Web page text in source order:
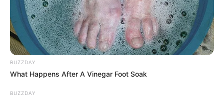
5. Depois de plantar, use pedras e personagens
em miniatura para decorar o seu mini jardim.
Depois disso, é só escolher um lugar especial pra
ele ficar.
BUZZDAY
What Happens After A Vinegar Foot Soak
BUZZDAY